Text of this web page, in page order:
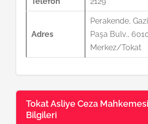
Adres
Perakende,
Paşa Bulv.,
Merkez/Tokat
Tokat Asliye Ceza
Bilgileri